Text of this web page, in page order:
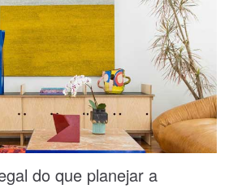
do que planejar a